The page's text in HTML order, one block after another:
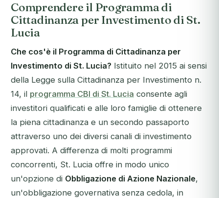
Comprendere il Programma di
Cittadinanza per Investimento di St.
Lucia
Che cos'è il Programma di Cittadinanza per
Investimento di St. Lucia? Istituito nel 2015 ai sensi
della Legge sulla Cittadinanza per Investimento n.
14, il programma CBI di St. Lucia consente agli
investitori qualificati e alle loro famiglie di ottenere
la piena cittadinanza e un secondo passaporto
attraverso uno dei diversi canali di investimento
approvati. A differenza di molti programmi
concorrenti, St. Lucia offre in modo unico
un'opzione di Obbligazione di Azione Nazionale,
un'obbligazione governativa senza cedola, in